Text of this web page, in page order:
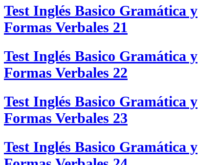
Test Inglés Basico Gramática y
Formas Verbales 21
Test Inglés Basico Gramática y
Formas Verbales 22
Test Inglés Basico Gramática y
Formas Verbales 23
Test Inglés Basico Gramática y